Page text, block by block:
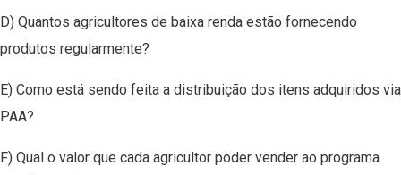
D) Quantos agricultores de baixa renda estão fornecendo
produtos regularmente?
E) Como está sendo feita a distribuição dos itens adquiridos via
PAA?
F) Qual o valor que cada agricultor poder vender ao programa